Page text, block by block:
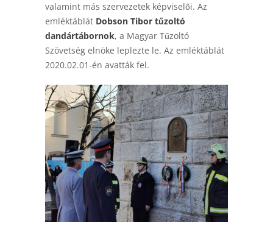
valamint más szervezetek képviselői. Az
emléktáblát Dobson Tibor tűzoltó
dandártábornok, a Magyar Tűzoltó
Szövetség elnöke leplezte le. Az emléktáblát
2020.02.01-én avatták fel.